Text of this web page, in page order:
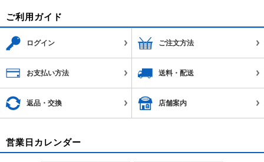
ご利用ガイド
ログイン ご注文方法
お支払い方法 送料・配送
返品・交換 店舗案内
営業日カレンダー